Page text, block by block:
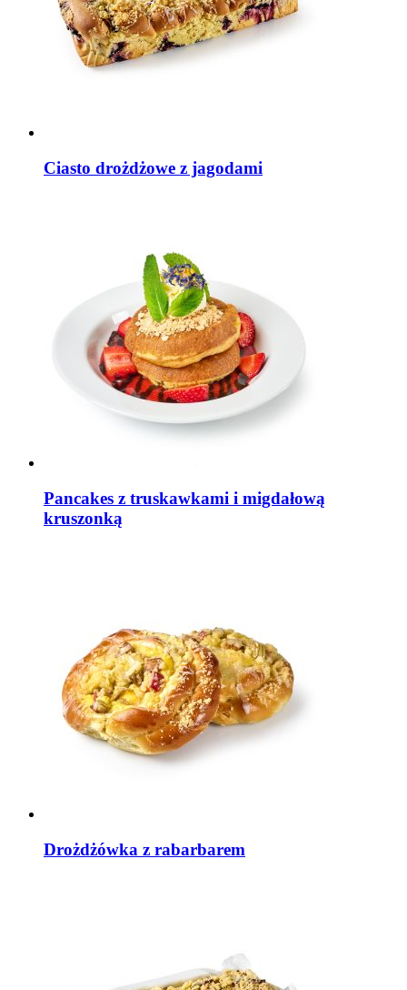
Ciasto drożdżowe z jagodami
Pancakes z truskawkami i migdałową
kruszonką
Drożdżówka z rabarbarem